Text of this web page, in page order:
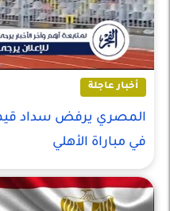
أخبار عاجلة
المصري يرفض سداد
في مباراة الأهلي